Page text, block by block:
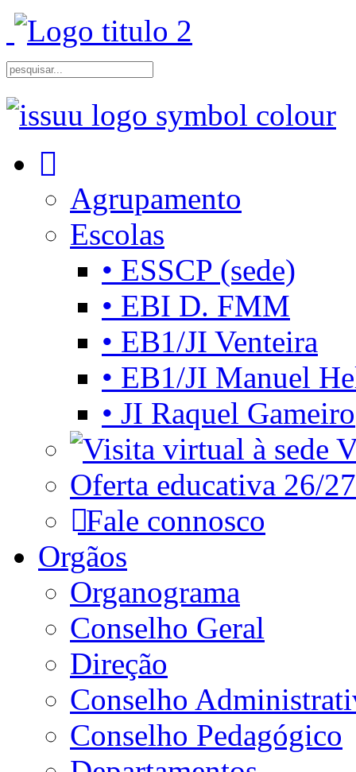
Agrupamento
Escolas
• ESSCP (sede)
• EBI D. FMM
• EB1/JI Venteira
• EB1/JI Manuel
• JI Raquel Gameiro
Oferta educativa 26/27
Fale connosco
Orgãos
Organograma
Conselho Geral
Direção
Conselho
Conselho Pedagógico